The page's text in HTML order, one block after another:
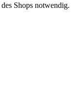
Shops notwendig.